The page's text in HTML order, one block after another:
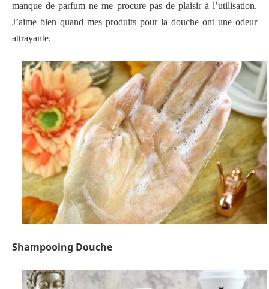
manque de parfum ne me procure pas de plaisir à l’utilisation.
J’aime bien quand mes produits pour la douche ont une odeur
attrayante.
Shampooing Douche